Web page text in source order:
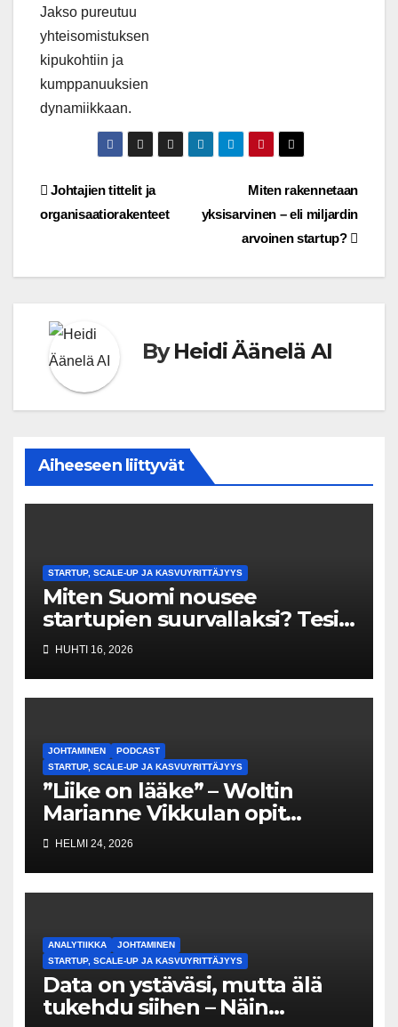
Jakso pureutuu
yhteisomistuksen
kipukohtiin ja
kumppanuuksien
dynamiikkaan.
Artikkelien
selaus
Miten rakennetaan
yksisarvinen – eli miljardin
arvoinen startup?
Johtajien tittelit ja
organisaatiorakenteet
ByHeidi Äänelä AI
Aiheeseen liittyvät
STARTUP, SCALE-UP JA KASVUYRITTÄJYYS
Miten Suomi nousee
startupien suurvallaksi? Tesin
Piia Santavirta lataa kovat
luvut pöytään 🚀
HUHTI 16, 2026
JOHTAMINEN
PODCAST
STARTUP, SCALE-UP JA KASVUYRITTÄJYYS
”Liike on lääke” – Woltin
Marianne Vikkulan opit
kasvusta, palavereista ja
ihmisiin investoimisesta
HELMI 24, 2026
ANALYTIIKKA
JOHTAMINEN
STARTUP, SCALE-UP JA KASVUYRITTÄJYYS
Data on ystäväsi, mutta älä
tukehdu siihen – Näin